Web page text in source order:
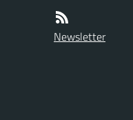
Newsletter